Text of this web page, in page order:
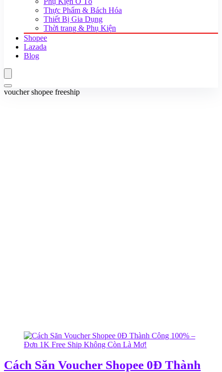
Thực Phẩm & Bách Hóa
Thiết Bị Gia Dụng
Thời trang & Phụ Kiện
Shopee
Lazada
Blog
voucher shopee freeship
Cách Săn Voucher Shopee 0Đ Thành